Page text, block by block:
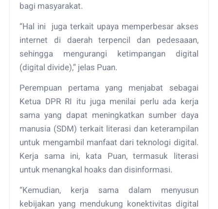
bagi masyarakat.
“Hal ini juga terkait upaya memperbesar akses
internet di daerah terpencil dan pedesaaan,
sehingga mengurangi ketimpangan digital
(digital divide),” jelas Puan.
Perempuan pertama yang menjabat sebagai
Ketua DPR RI itu juga menilai perlu ada kerja
sama yang dapat meningkatkan sumber daya
manusia (SDM) terkait literasi dan keterampilan
untuk mengambil manfaat dari teknologi digital.
Kerja sama ini, kata Puan, termasuk literasi
untuk menangkal hoaks dan disinformasi.
“Kemudian, kerja sama dalam menyusun
kebijakan yang mendukung konektivitas digital